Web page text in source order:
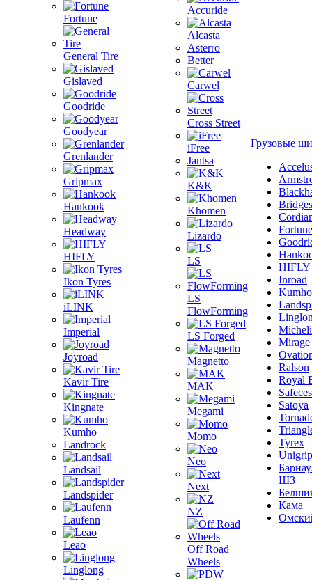
Fortune
General Tire
Gislaved
Goodride
Goodyear
Grenlander
Gripmax
Hankook
Headway
HIFLY
Ikon Tyres
iLINK
Imperial
Joyroad
Kavir Tire
Kingnate
Kumho
Landrock
Landsail
Landspider
Laufenn
Leao
Linglong
Accuride
Alcasta
Asterro
Better
Carwel
Cross Street
iFree
Jantsa
K&K
Khomen
Lizardo
LS
LS
FlowForming
LS Forged
Magnetto
MAK
Megami
Momo
Neo
Next
NZ
Off Road
Wheels
Грузовые
Fortune
HIFLY
Inroad
Kumho
Mirage
Ralson
Royal
Satoya
Tyrex
Unigrip
ШЗ
Кама